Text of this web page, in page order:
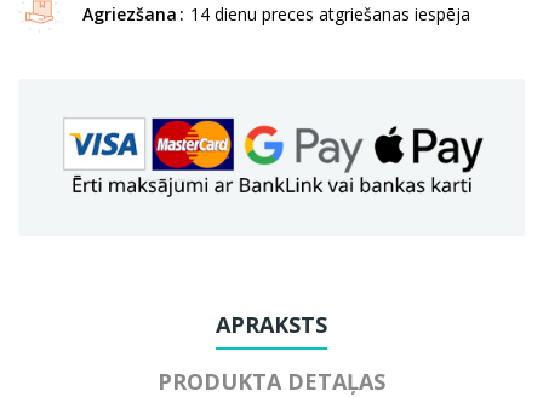
Agriezšana 14 dienu preces atgriešanas iespēja
APRAKSTS
PRODUKTA DETAĻAS